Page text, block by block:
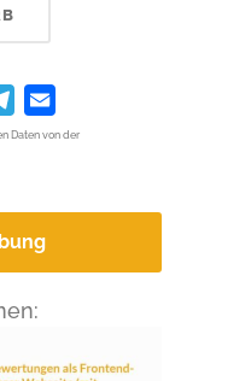
Telegram
Daten von der